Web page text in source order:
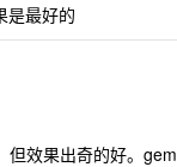
是最好的
效果出奇的好。